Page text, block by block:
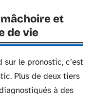
et
de vie
le pronostic, c’est
Plus de deux tiers
à des